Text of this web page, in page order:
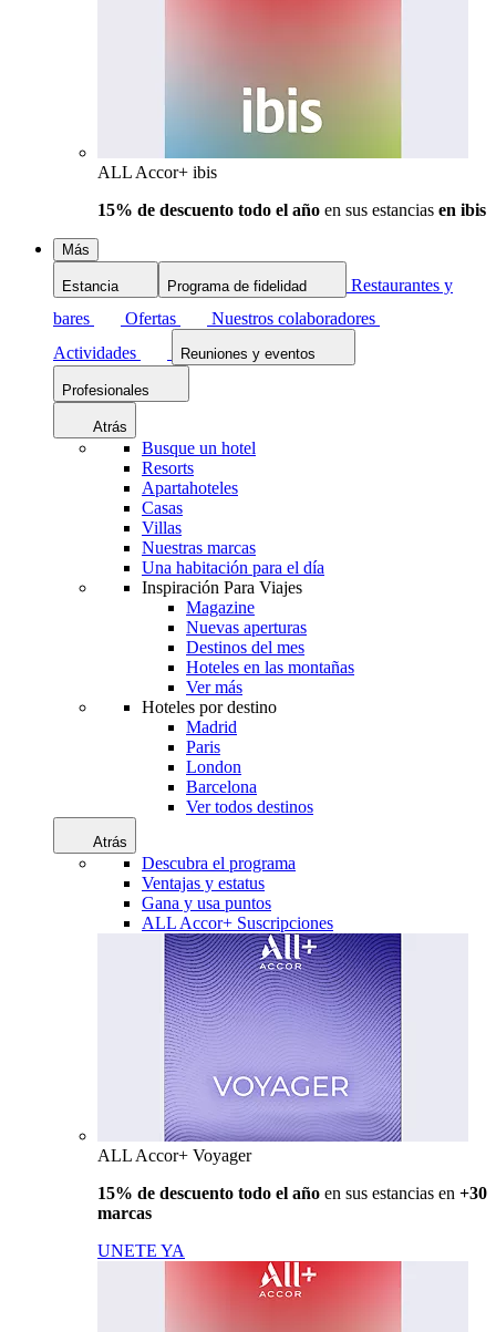
ALL Accor+ ibis
15% de descuento todo el año en sus estancias en ibis
Más
Estancia Programa de fidelidad
Restaurantes y
bares
Ofertas
Nuestros colaboradores
Actividades
Reuniones y eventos
Profesionales
Atrás
Busque un hotel
Resorts
Apartahoteles
Casas
Villas
Nuestras marcas
Una habitación para el día
Inspiración Para Viajes
Magazine
Nuevas aperturas
Destinos del mes
Hoteles en las montañas
Ver más
Hoteles por destino
Madrid
Paris
London
Barcelona
Ver todos destinos
Atrás
Descubra el programa
Ventajas y estatus
Gana y usa puntos
ALL Accor+ Suscripciones
ALL Accor+ Voyager
15% de descuento todo el año en sus estancias en +30
marcas
UNETE YA